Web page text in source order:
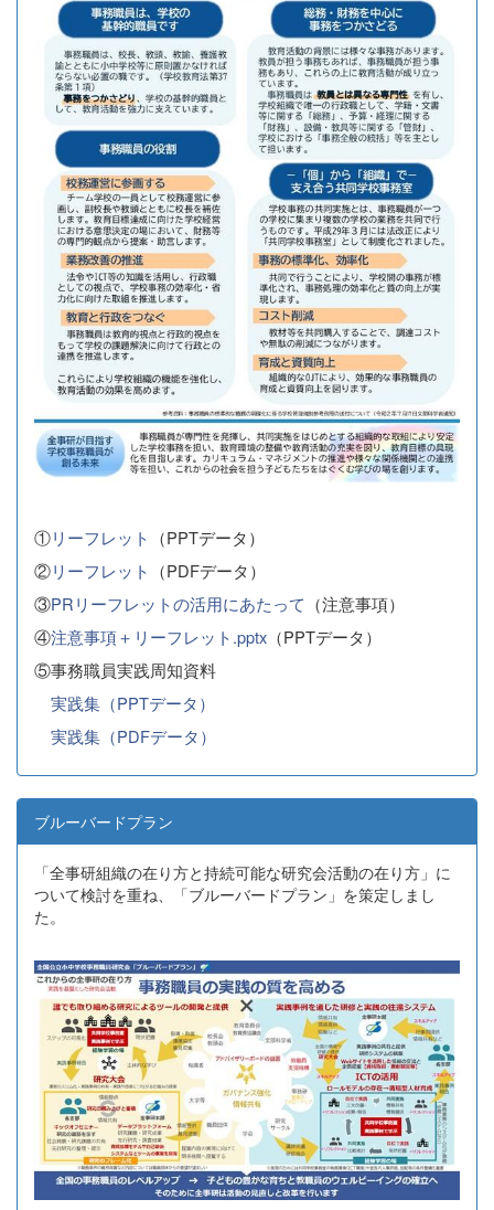
①リーフレット （PPTデータ）
②リーフレット （PDFデータ）
③PRリーフレットの活用にあたって （注意事項）
④注意事項＋リーフレット.pptx （PPTデータ）
⑤事務職員実践周知資料
実践集（PPTデータ）
実践集（PDFデータ）
ブルーバードプラン
「全事研組織の在り方と持続可能な研究会活動の在り方」に
ついて検討を重ね、「ブルーバードプラン」を策定しまし
た。